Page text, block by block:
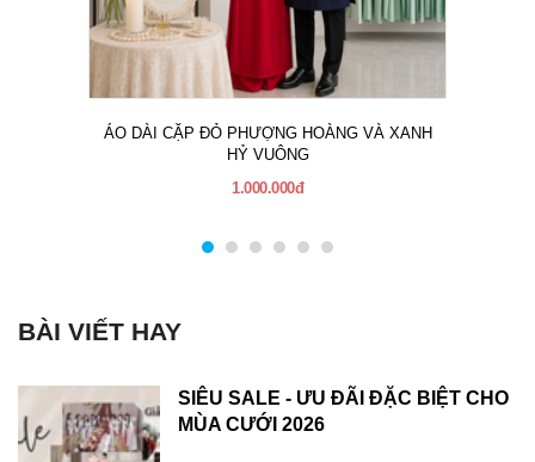
ÁO DÀI CẶP ĐỎ PHƯỢNG HOÀNG VÀ XANH
HỶ VUÔNG
1.000.000đ
BÀI VIẾT HAY
SIÊU SALE - ƯU ĐÃI ĐẶC BIỆT CHO
MÙA CƯỚI 2026